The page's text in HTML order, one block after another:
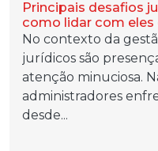
Principais desafios
como lidar com
No contexto da
jurídicos são
atenção minuciosa.
administradores
desde...